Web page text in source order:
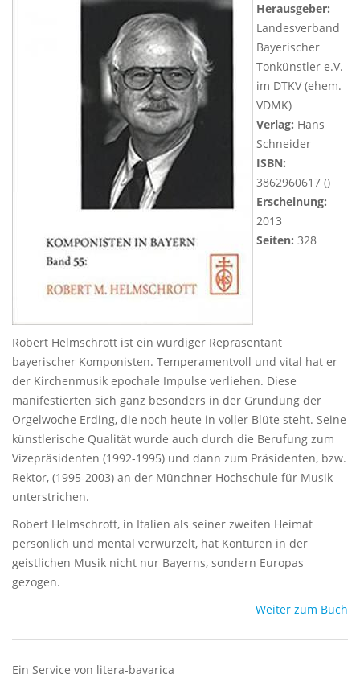
Herausgeber:
Landesverband
Bayerischer
Tonkünstler e.V.
im DTKV (ehem.
VDMK)
Verlag: Hans
Schneider
ISBN:
3862960617 ()
Erscheinung:
2013
Seiten: 328
Robert Helmschrott ist ein würdiger Repräsentant
bayerischer Komponisten. Temperamentvoll und vital hat er
der Kirchenmusik epochale Impulse verliehen. Diese
manifestierten sich ganz besonders in der Gründung der
Orgelwoche Erding, die noch heute in voller Blüte steht. Seine
künstlerische Qualität wurde auch durch die Berufung zum
Vizepräsidenten (1992-1995) und dann zum Präsidenten, bzw.
Rektor, (1995-2003) an der Münchner Hochschule für Musik
unterstrichen.
Robert Helmschrott, in Italien als seiner zweiten Heimat
persönlich und mental verwurzelt, hat Konturen in der
geistlichen Musik nicht nur Bayerns, sondern Europas
gezogen.
Weiter zum Buch
Ein Service von litera-bavarica